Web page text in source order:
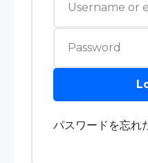
パスワードを忘れ